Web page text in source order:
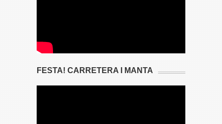
FESTA! CARRETERA I MANTA